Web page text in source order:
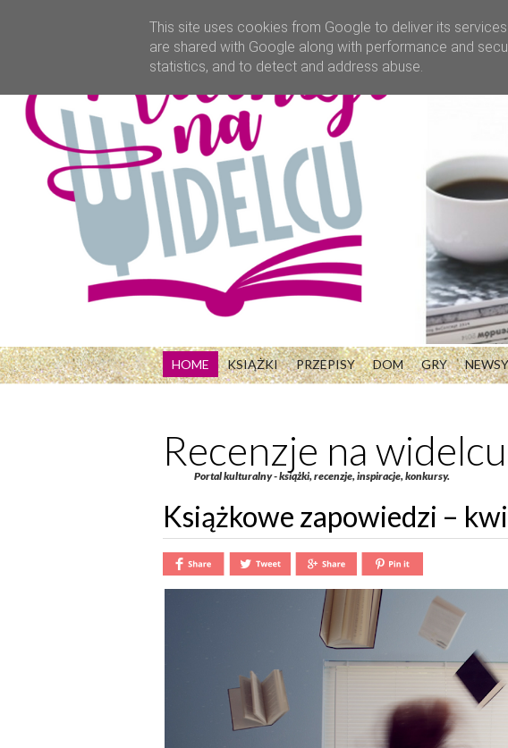
HOME KSIĄŻKI PRZEPISY DOM GRY NEWSY
Recenzje na widelcu
Portal kulturalny - książki, recenzje, inspiracje, konkursy.
Książkowe zapowiedzi –
This site uses cookies from Google to deliver its
are shared with Google along with performance and
statistics, and to detect and address abuse.